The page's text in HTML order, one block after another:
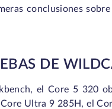
conclusiones
DE
el Core 5 320
Ultra 9 285H, el